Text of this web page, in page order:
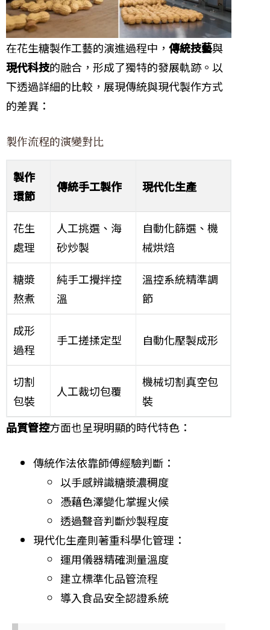
在花生糖製作工藝的演進過程中， 傳統技藝與
現代科技的融合，形成了獨特的發展軌跡。以
下透過詳細的比較，展現傳統與現代製作方式
的差異：
製作流程的演變對比
製作
環節
傳統手工製作 現代化生產
花生
處理
人工挑選、海
砂炒製
自動化篩選、機
械烘焙
糖漿
熬煮
純手工攪拌控
溫
溫控系統精準調
節
成形
過程
手工搓揉定型 自動化壓製成形
切割
包裝
人工裁切包覆
機械切割真空包
裝
品質管控方面也呈現明顯的時代特色：
傳統作法依靠師傅經驗判斷：
以手感辨識糖漿濃稠度
憑藉色澤變化掌握火候
透過聲音判斷炒製程度
現代化生產則著重科學化管理：
運用儀器精確測量溫度
建立標準化品管流程
導入食品安全認證系統